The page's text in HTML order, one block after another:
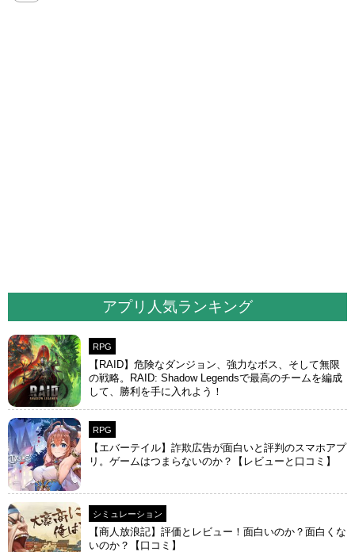
アプリ人気ランキング
RPG
【RAID】危険なダンジョン、強力なボス、そして無限
の戦略。RAID: Shadow Legendsで最高のチームを編成
して、勝利を手に入れよう！
RPG
【エバーテイル】詐欺広告が面白いと評判のスマホアプ
リ。ゲームはつまらないのか？【レビューと口コミ】
シミュレーション
【商人放浪‪記】評価とレビュー！面白いのか？面白くな
いのか？【口コミ】